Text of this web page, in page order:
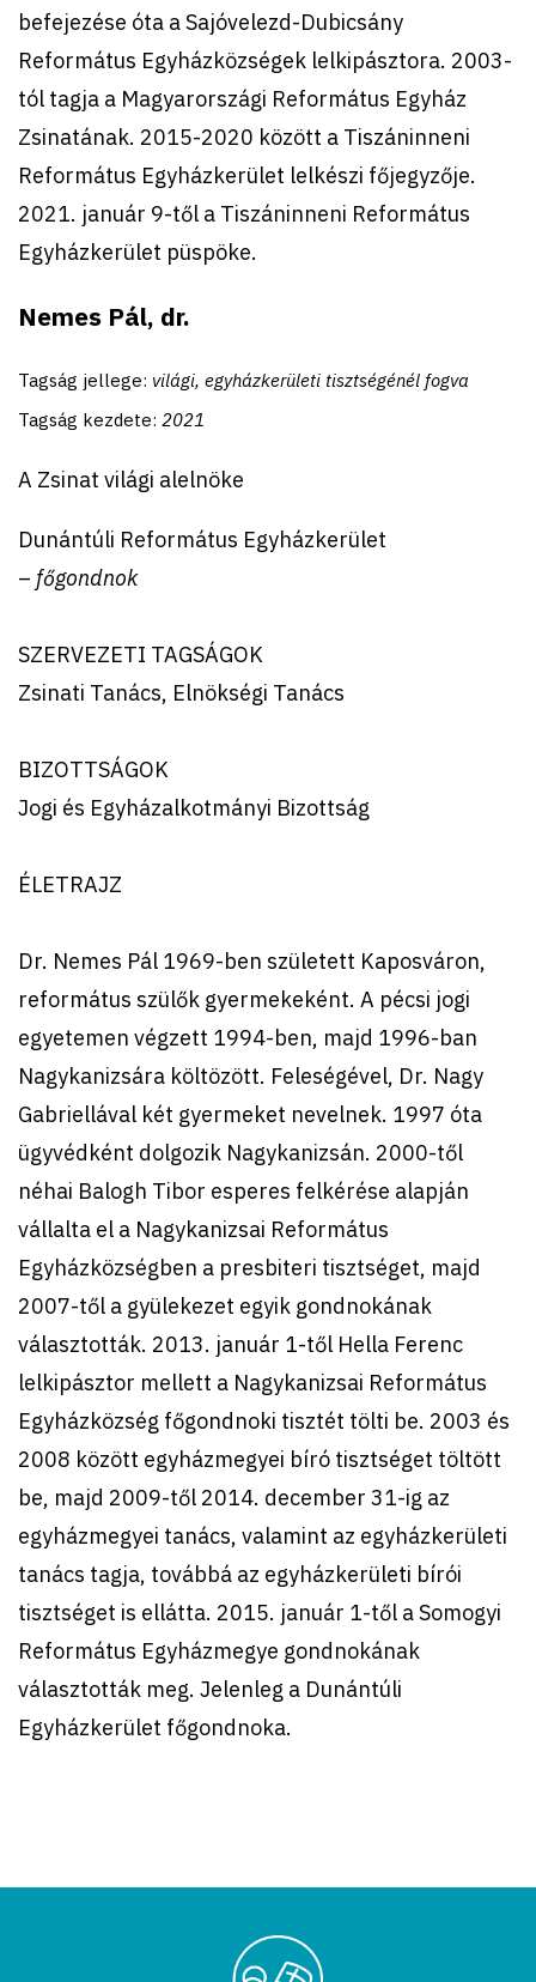
befejezése óta a Sajóvelezd-Dubicsány
Református Egyházközségek lelkipásztora. 2003-
tól tagja a Magyarországi Református Egyház
Zsinatának. 2015-2020 között a Tiszáninneni
Református Egyházkerület lelkészi főjegyzője.
2021. január 9-től a Tiszáninneni Református
Egyházkerület püspöke.
Nemes Pál, dr.
Tagság jellege: világi, egyházkerületi tisztségénél fogva
Tagság kezdete: 2021
A Zsinat világi alelnöke
Dunántúli Református Egyházkerület
– főgondnok
SZERVEZETI TAGSÁGOK
Zsinati Tanács, Elnökségi Tanács
BIZOTTSÁGOK
Jogi és Egyházalkotmányi Bizottság
ÉLETRAJZ
Dr. Nemes Pál 1969-ben született Kaposváron,
református szülők gyermekeként. A pécsi jogi
egyetemen végzett 1994-ben, majd 1996-ban
Nagykanizsára költözött. Feleségével, Dr. Nagy
Gabriellával két gyermeket nevelnek. 1997 óta
ügyvédként dolgozik Nagykanizsán. 2000-től
néhai Balogh Tibor esperes felkérése alapján
vállalta el a Nagykanizsai Református
Egyházközségben a presbiteri tisztséget, majd
2007-től a gyülekezet egyik gondnokának
választották. 2013. január 1-től Hella Ferenc
lelkipásztor mellett a Nagykanizsai Református
Egyházközség főgondnoki tisztét tölti be. 2003 és
2008 között egyházmegyei bíró tisztséget töltött
be, majd 2009-től 2014. december 31-ig az
egyházmegyei tanács, valamint az egyházkerületi
tanács tagja, továbbá az egyházkerületi bírói
tisztséget is ellátta. 2015. január 1-től a Somogyi
Református Egyházmegye gondnokának
választották meg. Jelenleg a Dunántúli
Egyházkerület főgondnoka.